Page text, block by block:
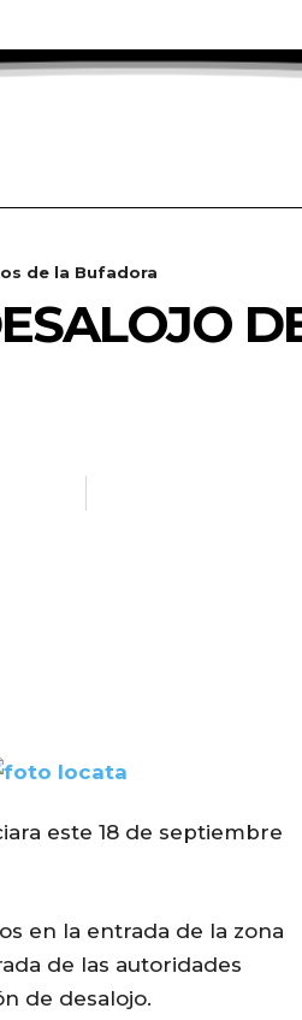
de la Bufadora
este 18 de septiembre
en la entrada de la zona
de las autoridades
de desalojo.